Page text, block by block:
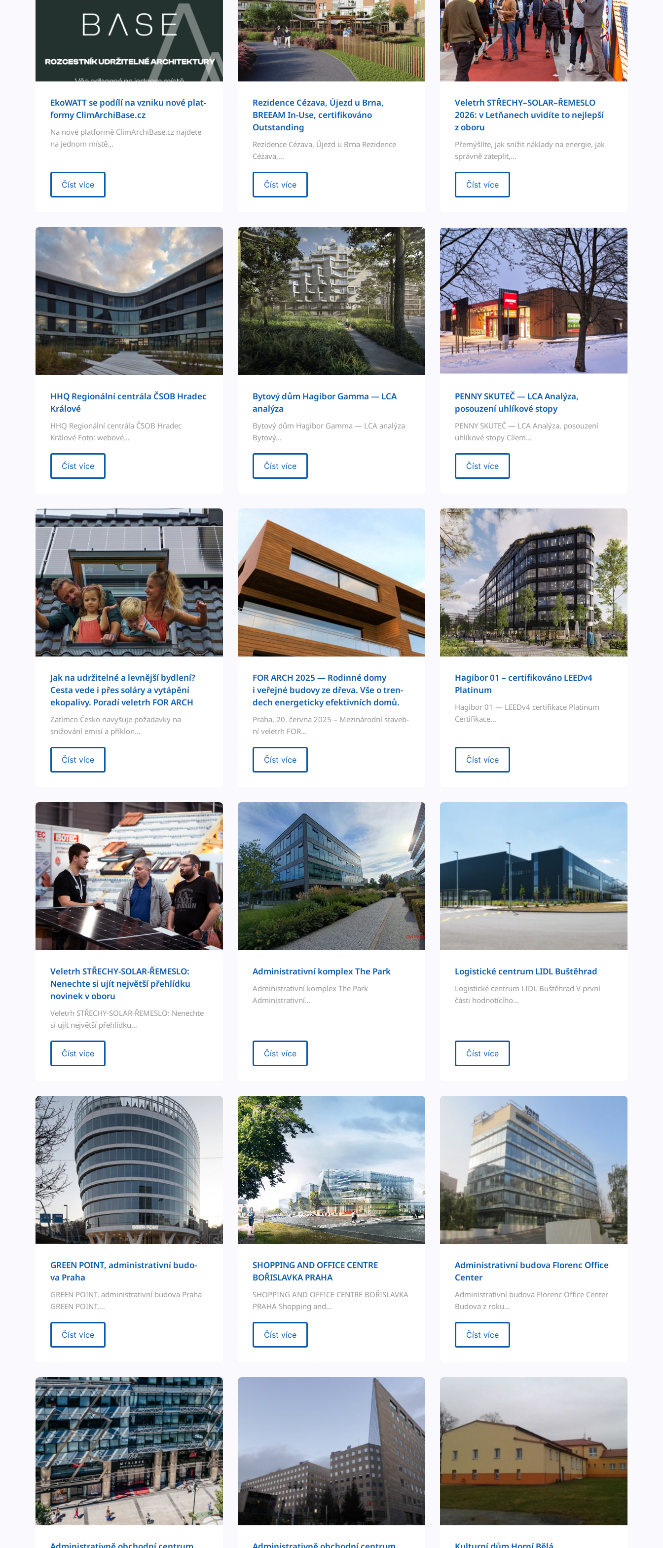
EkoWATT se podílí na vzniku nové plat­
formy ClimArchiBase.cz
Na nové plat­for­mě ClimArchiBase.cz najdete
na jed­nom místě…
Číst více
Rezi­dence Céza­va, Újezd u Brna,
BREEAM In-Use, cer­ti­fikováno
Outstanding
Rezi­dence Céza­va, Újezd u Brna Rezi­dence
Cézava,…
Číst více
Veletrh STŘECHY–SOLAR–ŘEMESLO
2026: v Letňanech uvidíte to nejlepší
z oboru
Přemýšlíte, jak snížit nák­la­dy na energie, jak
správně zateplit,…
Číst více
HHQ Regionál­ní cen­trála ČSOB Hradec
Králové
HHQ Regionál­ní cen­trála ČSOB Hradec
Králové Foto: webové…
Číst více
Bytový dům Hag­i­bor Gam­ma — LCA
analýza
Bytový dům Hag­i­bor Gam­ma — LCA analýza
Bytový…
Číst více
PENNY SKUTEČ — LCA Analýza,
posouzení uhlíkové stopy
PENNY SKUTEČ — LCA Analýza, posouzení
uhlíkové stopy Cílem…
Číst více
Jak na udržitel­né a lev­nější bydlení?
Ces­ta vede i přes soláry a vytápění
ekopalivy. Poradí veletrh FOR ARCH
Zatím­co Česko navyšu­je poža­davky na
snižování emisí a příklon…
Číst více
FOR ARCH 2025 — Rodin­né domy
i veře­jné budovy ze dře­va. Vše o tren­
dech ener­get­icky efek­tivních domů.
Pra­ha, 20. červ­na 2025 – Mez­inárod­ní staveb­
ní veletrh FOR…
Číst více
Hag­i­bor 01 – cer­ti­fikováno LEEDv4
Platinum
Hag­i­bor 01 — LEEDv4 cer­ti­fikace Plat­inum
Certifikace…
Číst více
Veletrh STŘECHY-SOLAR-ŘEMESLO:
Nenechte si ujít největší přehlíd­ku
novinek v oboru
Veletrh STŘECHY-SOLAR-ŘEMESLO: Nenechte
si ujít největší přehlídku…
Číst více
Admin­is­tra­tivní kom­plex The Park
Admin­is­tra­tivní kom­plex The Park
Administrativní…
Číst více
Logi­stické cen­trum LIDL Buštěhrad
Logi­stické cen­trum LIDL Buštěhrad V první
části hodnotícího…
Číst více
GREEN POINT, admin­is­tra­tivní budo­
va Praha
GREEN POINT, admin­is­tra­tivní budo­va Pra­ha
GREEN POINT,…
Číst více
SHOPPING AND OFFICE CENTRE
BOŘISLAVKA PRAHA
SHOPPING AND OFFICE CENTRE BOŘISLAVKA
PRAHA Shop­ping and…
Číst více
Admin­is­tra­tivní budo­va Flo­renc Office
Center
Admin­is­tra­tivní budo­va Flo­renc Office Cen­ter
Budo­va z roku…
Číst více